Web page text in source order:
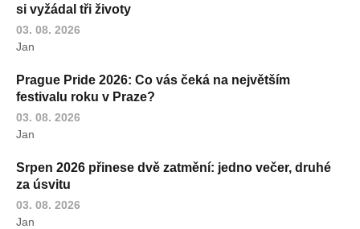
si vyžádal tři životy
03. 08. 2026
Jan
Prague Pride 2026: Co vás čeká na největším
festivalu roku v Praze?
03. 08. 2026
Jan
Srpen 2026 přinese dvě zatmění: jedno večer, druhé
za úsvitu
03. 08. 2026
Jan